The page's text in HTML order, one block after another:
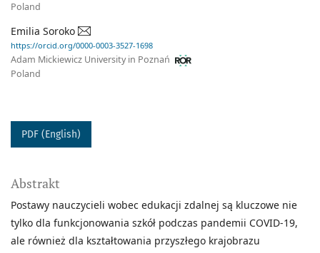
Poland
Emilia Soroko
https://orcid.org/0000-0003-3527-1698
Adam Mickiewicz University in Poznań
Poland
PDF (English)
Abstrakt
Postawy nauczycieli wobec edukacji zdalnej są kluczowe nie
tylko dla funkcjonowania szkół podczas pandemii COVID-19,
ale również dla kształtowania przyszłego krajobrazu